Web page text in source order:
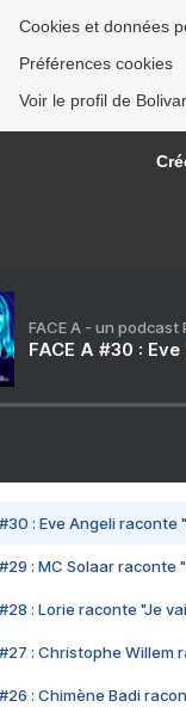
Cookies et données
Préférences cookies
Voir le profil de
FACE A - un podcast
FACE A #30 :
#30 : Eve Angeli raconte
#29 : MC Solaar raconte
#28 : Lorie raconte "Je
#27 : Christophe Willem
#26 : Chimène Badi